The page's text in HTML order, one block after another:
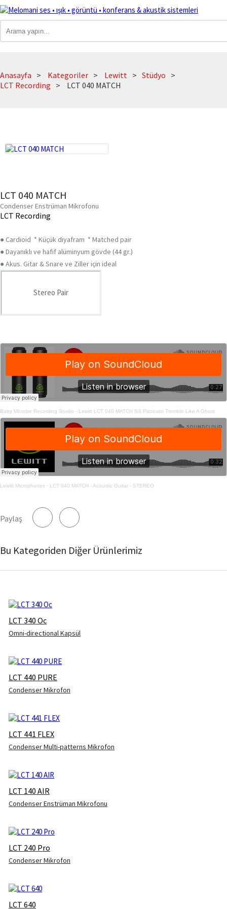
Anasayfa Kategoriler Lewitt
Stüdyo
LCT Recording
LCT 040 MATCH
LCT 040 MATCH
Condenser Enstrüman Mikrofonu
LCT Recording
● Cardioid * Küçük diyafram * Matched pair
● Dayanıklı ve hafif alüminyum gövde (44 gr.)
● Akus. Gitar & Snare ve Ziller için ideal
Stereo Pair
Baby Microbe Recording Studio · Lewitt LCT 040 MATCH SS Pizzicato Tremble Like A Ghost
Lewitt Microphones · LCT 040 MATCH - Acoustic Guitar - STEREO
Paylaş
Bu Kategoriden Diğer Ürünlerimiz
LCT 340 Oc
Omni-directional Kapsül
LCT 440 PURE
Condenser Mikrofon
LCT 441 FLEX
Condenser Multi-patterns Mikrofon
LCT 140 AIR
Condenser Enstrüman Mikrofonu
LCT 240 Pro
Condenser Mikrofon
LCT 640